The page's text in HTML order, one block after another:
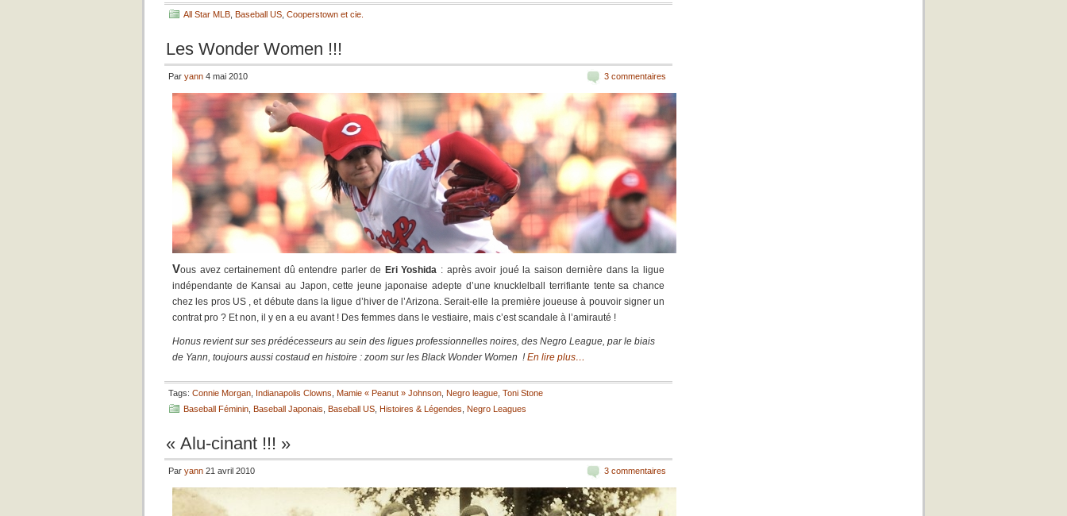
All Star MLB Baseball US Cooperstown et cie.
Les Wonder Women !!!
3 commentaires
Par yann 4 mai 2010
Vous avez certainement dû entendre parler de Eri Yoshida : après avoir joué la saison dernière dans la ligue
indépendante de Kansai au Japon, cette jeune japonaise adepte d’une knucklelball terrifiante tente sa chance
chez les pros US , et débute dans la ligue d’hiver de l’Arizona. Serait-elle la première joueuse à pouvoir signer un
contrat pro ? Et non, il y en a eu avant ! Des femmes dans le vestiaire, mais c’est scandale à l’amirauté !
Honus revient sur ses prédécesseurs au sein des ligues professionnelles noires, des Negro League, par le biais
de Yann, toujours aussi costaud en histoire : zoom sur les Black Wonder Women !En lire plus…
Tags: Connie Morgan Indianapolis Clowns Mamie « Peanut » Johnson Negro league Toni Stone
Baseball Féminin Baseball Japonais Baseball US Histoires & Légendes Negro Leagues
« Alu-cinant !!! »
3 commentaires
Par yann 21 avril 2010